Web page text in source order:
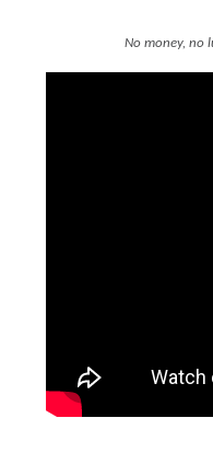
No money, no